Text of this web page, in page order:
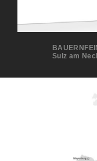
Sulz am